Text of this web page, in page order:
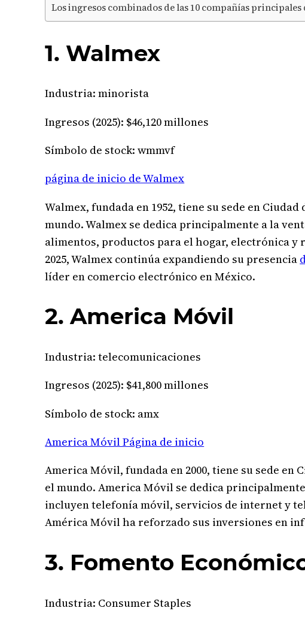
Los ingresos combinados de las 10 compañías principales
1. Walmex
Industria: minorista
Ingresos (2025): $46,120 millones
Símbolo de stock: wmmvf
página de inicio de Walmex
Walmex, fundada en 1952, tiene su sede en
mundo. Walmex se dedica principalmente a la
alimentos, productos para el hogar, electrónica y
2025, Walmex continúa expandiendo su presencia
líder en comercio electrónico en México.
2. America Móvil
Industria: telecomunicaciones
Ingresos (2025): $41,800 millones
Símbolo de stock: amx
America Móvil Página de inicio
America Móvil, fundada en 2000, tiene su sede en
el mundo. America Móvil se dedica
incluyen telefonía móvil, servicios de internet y
América Móvil ha reforzado sus inversiones en
3. Fomento
Industria: Consumer Staples